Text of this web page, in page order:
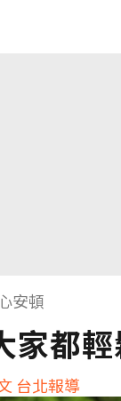
安頓
家都
台北報導